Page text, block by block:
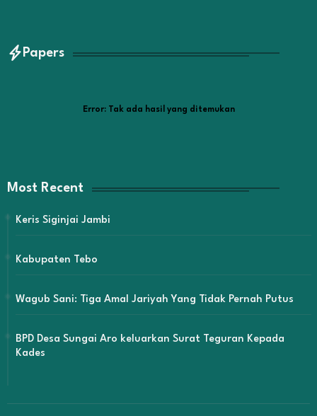
Papers
Error:Tak ada hasil yang ditemukan
Most Recent
Keris Siginjai Jambi
Kabupaten Tebo
Wagub Sani: Tiga Amal Jariyah Yang Tidak Pernah Putus
BPD Desa Sungai Aro keluarkan Surat Teguran Kepada
Kades